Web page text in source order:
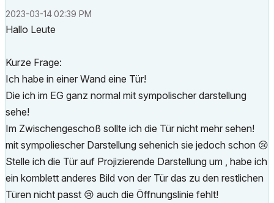
‎2023-03-1402:39 PM
Hallo Leute
Kurze Frage:
Ich habe in einer Wand eine Tür!
Die ich im EG ganz normal mit sympolischer darstellung
sehe!
Im Zwischengeschoß sollte ich die Tür nicht mehr sehen!
mit sympoliescher Darstellung sehenich sie jedoch schon 😢
Stelle ich die Tür auf Projizierende Darstellung um , habe ich
ein komblett anderes Bild von der Tür das zu den restlichen
Türen nicht passt 😢 auch die Öffnungslinie fehlt!